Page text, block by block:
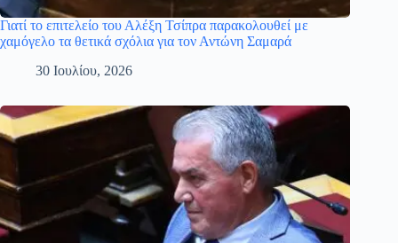
Γιατί το επιτελείο του Αλέξη Τσίπρα παρακολουθεί με
χαμόγελο τα θετικά σχόλια για τον Αντώνη Σαμαρά
30 Ιουλίου, 2026